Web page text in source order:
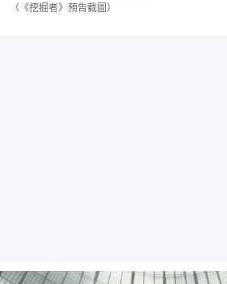
（《挖掘者》預告截圖）